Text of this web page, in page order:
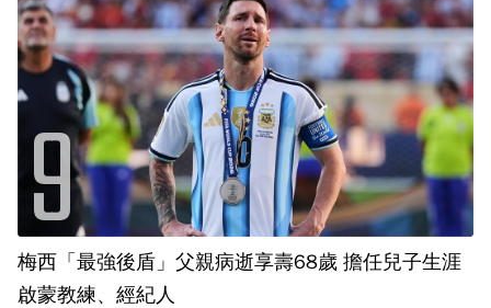
梅西「最強後盾」父親病逝享壽68歲 擔任兒子生涯
啟蒙教練、經紀人